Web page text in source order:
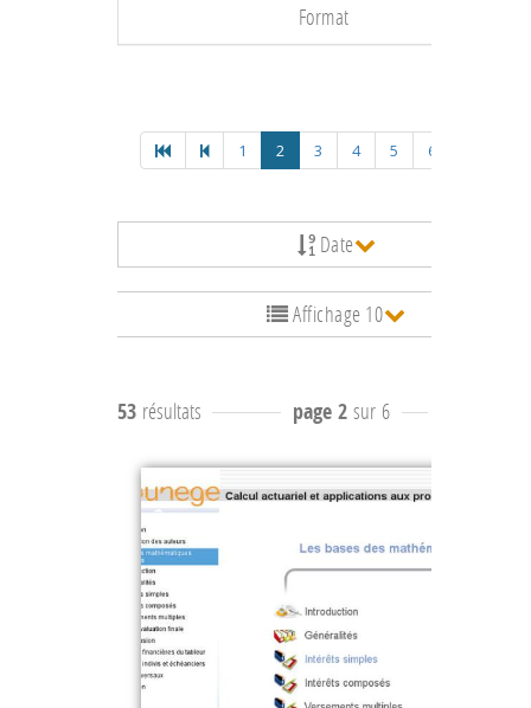
Format
1 2 3 4 5 6
Date
Affichage 10
53 résultats page 2 sur 6